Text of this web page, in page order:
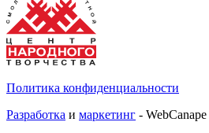
Политика конфиденциальности
Разработка и маркетинг - WebCanape